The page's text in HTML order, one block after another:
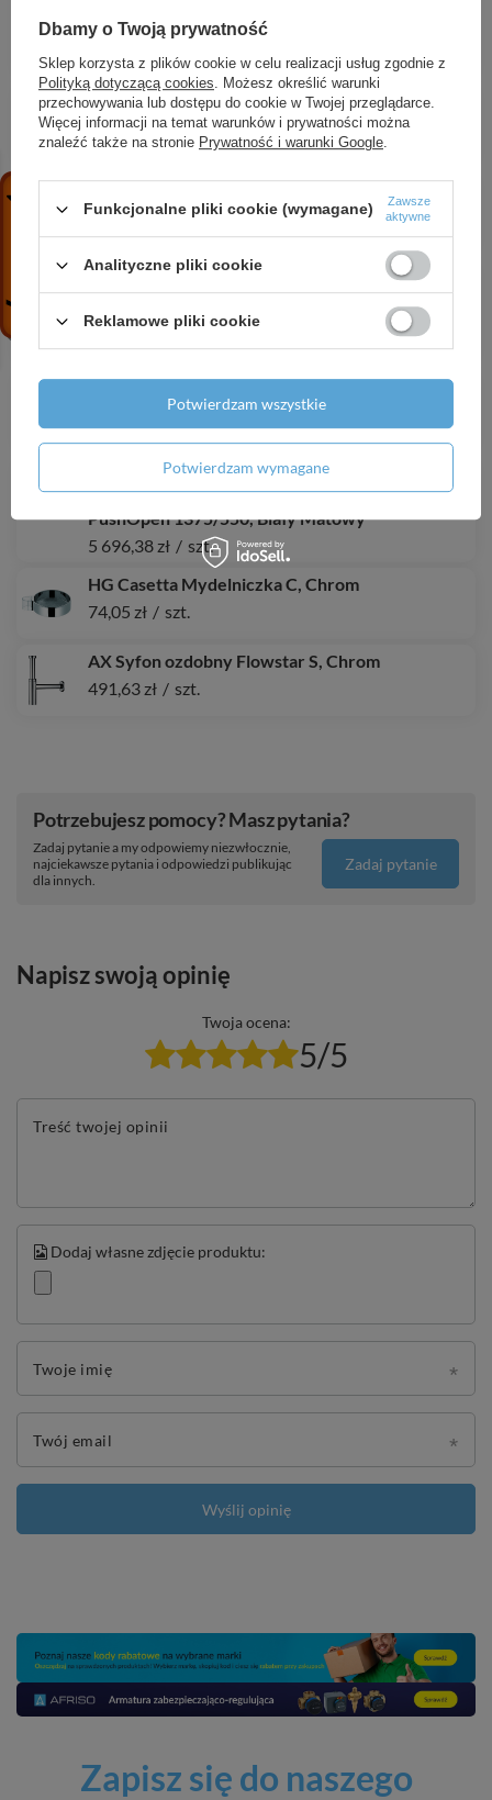
500/480, Naturalny Dąb
2 455,57 zł / szt.
AX MyEdition Płytka 117 metal, Czarny Chrom
Szczotkowany
814,51 zł / szt.
HG Element przedłużający 15 cm, Czarny
Matowy
337,51 zł / szt.
HG EluPura Q Miska wisząca WC 540,
bezkołnierzowa AquaFall Flush, SmartClean, z
deską WC, SoftClose, QuickRelease, Biały
2 564,06 zł / szt.
AX Kołnierz uszczelniający do zestawu
podstawowego baterii wolnostojących
625,09 zł / szt.
HG Xilesa E Szafka pod szlifowaną umywalkę
wpuszczaną w blat/nablatową z 4 szufladami
PushOpen 1375/550, Biały Matowy
5 696,38 zł / szt.
HG Casetta Mydelniczka C, Chrom
74,05 zł / szt.
AX Syfon ozdobny Flowstar S, Chrom
491,63 zł / szt.
Potrzebujesz pomocy? Masz pytania?
Zadaj pytanie a my odpowiemy niezwłocznie,
najciekawsze pytania i odpowiedzi publikując
dla innych.
Zadaj pytanie
Napisz swoją opinię
Twoja ocena:
5/5
Treść twojej opinii
Dodaj własne zdjęcie produktu:
Twoje imię
Twój email
Wyślij opinię
Zapisz się do naszego
Dbamy o Twoją prywatność
Sklep korzysta z plików cookie w celu realizacji usług zgodnie z
Polityką dotyczącą cookies. Możesz określić warunki
przechowywania lub dostępu do cookie w Twojej przeglądarce.
Więcej informacji na temat warunków i prywatności można
znaleźć także na stronie Prywatność i warunki Google.
Funkcjonalne pliki cookie (wymagane)
Zawsze
aktywne
Analityczne pliki cookie
Reklamowe pliki cookie
Potwierdzam wymagane
Potwierdzam wszystkie